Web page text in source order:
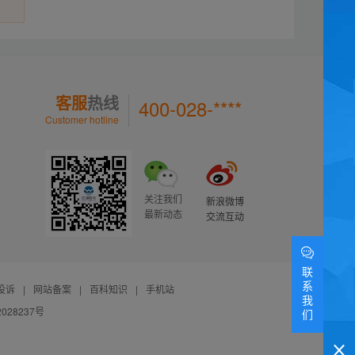
客服热线
Customer hotline 400-028-****
关注我们
最新动态
新浪微博
交流互动
诉 | 网站备案 | 百科知识 |
手机站
号
联
系
我
们